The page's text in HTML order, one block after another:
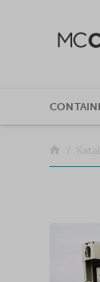
Zurück